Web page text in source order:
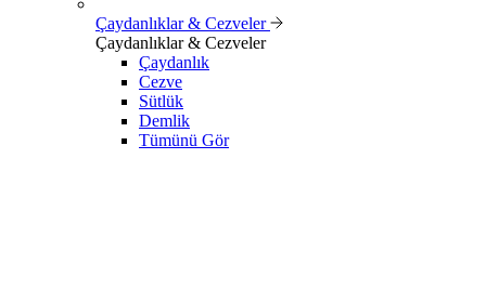
Çaydanlıklar & Cezveler
Çaydanlıklar & Cezveler
Çaydanlık
Cezve
Sütlük
Demlik
Tümünü Gör